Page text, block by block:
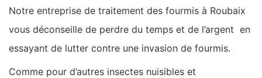
Notre entreprise de traitement des fourmis à Roubaix
vous déconseille de perdre du temps et de l’argent en
essayant de lutter contre une invasion de fourmis.
Comme pour d’autres insectes nuisibles et